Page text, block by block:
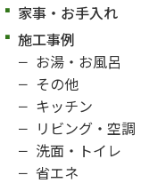
家事・お手入れ
施工事例
お湯・お風呂
その他
キッチン
リビング・空調
洗面・トイレ
省エネ